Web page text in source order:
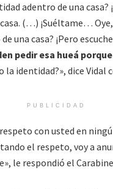
adentro de una
(…) ¡Suéltame…
una casa? ¡Pero
pedir esa hueá
la identidad?», dice Vidal
PUBLICIDAD
con usted en
el respeto, voy a
le respondió el